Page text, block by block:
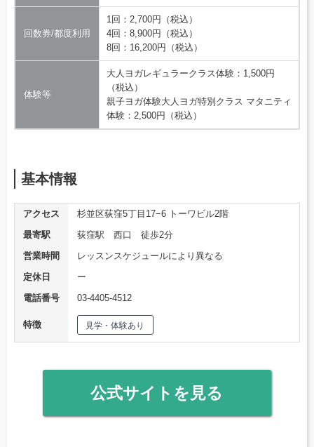
回数券/都度利用
1回：2,700円（税込）
4回：8,900円（税込）
8回：16,200円（税込）
体験等
大人ヨガレギュラークラス体験：1,500円
（税込）
親子ヨガ体験大人ヨガ特別クラス マタニティ
体験：2,500円（税込）
基本情報
アクセス
杉並区荻窪5丁目17−6 トーワビル2階
最寄駅
荻窪駅 西口 徒歩2分
営業時間
レッスンスケジュールにより異なる
定休日
ー
電話番号
03-4405-4512
特徴 見学・体験あり
公式サイトを見る